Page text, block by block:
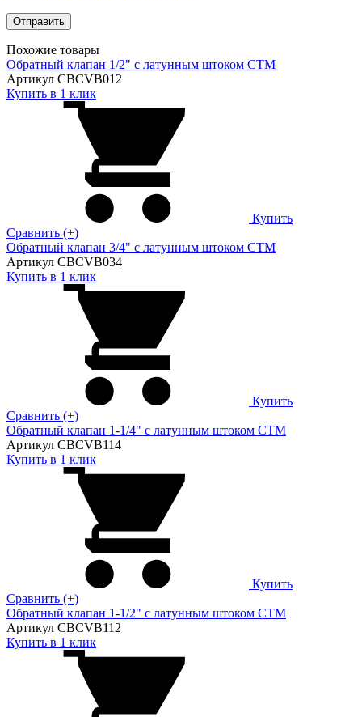
Похожие товары
Обратный клапан 1/2" с латунным штоком CTM
Артикул CBCVB012
Купить в 1 клик
Купить
Сравнить (+)
Обратный клапан 3/4" с латунным штоком CTM
Артикул CBCVB034
Купить в 1 клик
Купить
Сравнить (+)
Обратный клапан 1-1/4" с латунным штоком CTM
Артикул CBCVB114
Купить в 1 клик
Купить
Сравнить (+)
Обратный клапан 1-1/2" с латунным штоком CTM
Артикул CBCVB112
Купить в 1 клик